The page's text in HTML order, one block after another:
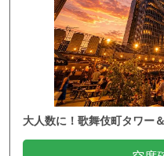
大人数に！歌舞伎町タワー